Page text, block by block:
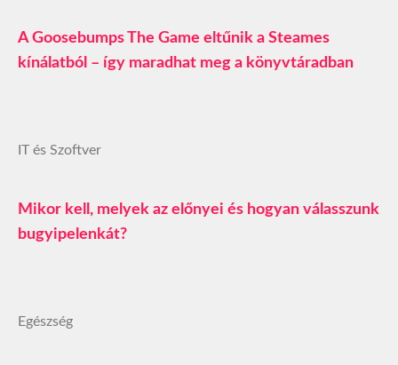
A Goosebumps The Game eltűnik a Steames
kínálatból – így maradhat meg a könyvtáradban
IT és Szoftver
Mikor kell, melyek az előnyei és hogyan válasszunk
bugyipelenkát?
Egészség